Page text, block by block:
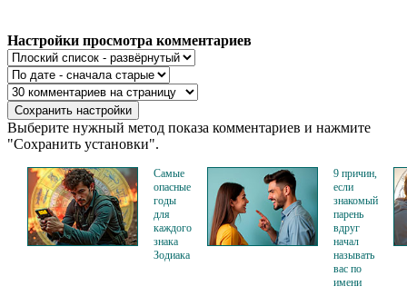
Настройки просмотра комментариев
Выберите нужный метод показа комментариев и нажмите
"Сохранить установки".
Самые
опасные
годы
для
каждого
знака
Зодиака
9 причин,
если
знакомый
парень
вдруг
начал
называть
вас по
имени